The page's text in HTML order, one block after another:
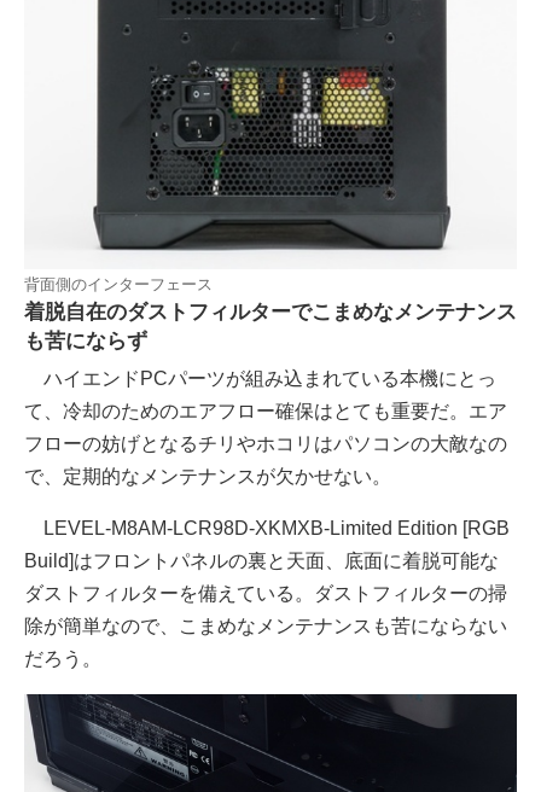
背面側のインターフェース
着脱自在のダストフィルターでこまめなメンテナンス
も苦にならず
ハイエンドPCパーツが組み込まれている本機にとっ
て、冷却のためのエアフロー確保はとても重要だ。エア
フローの妨げとなるチリやホコリはパソコンの大敵なの
で、定期的なメンテナンスが欠かせない。
LEVEL-M8AM-LCR98D-XKMXB-Limited Edition [RGB
Build]はフロントパネルの裏と天面、底面に着脱可能な
ダストフィルターを備えている。ダストフィルターの掃
除が簡単なので、こまめなメンテナンスも苦にならない
だろう。